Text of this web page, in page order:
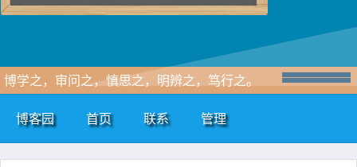
博学之，审问之，慎思之，明辨之，笃行之。
博客园 首页 联系 管理